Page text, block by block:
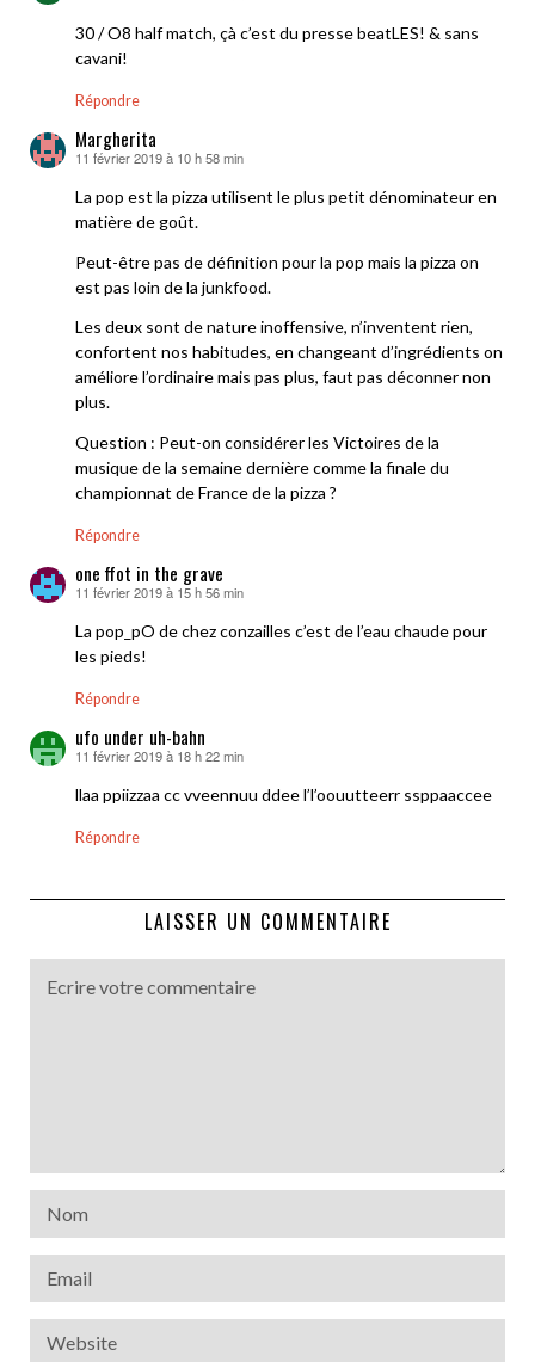
30 / O8 half match, çà c’est du presse beatLES! & sans
cavani!
Répondre
Margherita
dit :
11 février 2019 à 10 h 58 min
La pop est la pizza utilisent le plus petit dénominateur en
matière de goût.
Peut-être pas de définition pour la pop mais la pizza on
est pas loin de la junkfood.
Les deux sont de nature inoffensive, n’inventent rien,
confortent nos habitudes, en changeant d’ingrédients on
améliore l’ordinaire mais pas plus, faut pas déconner non
plus.
Question : Peut-on considérer les Victoires de la
musique de la semaine dernière comme la finale du
championnat de France de la pizza ?
Répondre
one ffot in the grave
dit :
11 février 2019 à 15 h 56 min
La pop_pO de chez conzailles c’est de l’eau chaude pour
les pieds!
Répondre
ufo under uh-bahn
dit :
11 février 2019 à 18 h 22 min
llaa ppiizzaa cc vveennuu ddee l’l’oouutteerr ssppaaccee
Répondre
LAISSER UN COMMENTAIRE